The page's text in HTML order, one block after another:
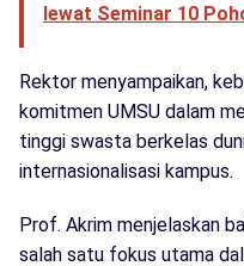
lewat Seminar 10
Rektor menyampaikan,
komitmen UMSU dalam
tinggi swasta berkelas
internasionalisasi kampus.
Prof. Akrim menjelaskan
salah satu fokus utama